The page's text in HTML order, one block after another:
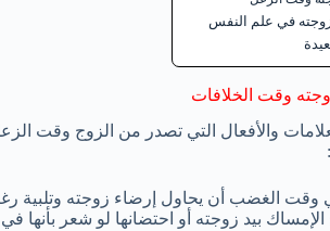
في علم النفس
وقت الخلافات
والأفعال التي تصدر من الزوج وقت
وقت الغضب أن يحاول إرضاء زوجته وتلبية
بيد زوجته أو احتضانها لو شعر بأنها في